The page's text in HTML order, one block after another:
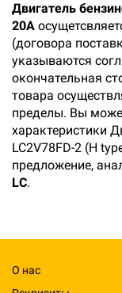
Двигатель
20А
(договора
указываются
окончательная
товара
пределы. Вы
характеристики
LC2V78FD-2 (H
предложение,
LC.
О нас